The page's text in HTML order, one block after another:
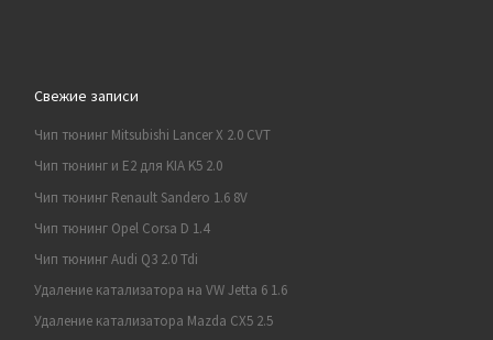
Свежие записи
Чип тюнинг Mitsubishi Lancer X 2.0 CVT
Чип тюнинг и E2 для KIA K5 2.0
Чип тюнинг Renault Sandero 1.6 8V
Чип тюнинг Opel Corsa D 1.4
Чип тюнинг Audi Q3 2.0 Tdi
Удаление катализатора на VW Jetta 6 1.6
Удаление катализатора Mazda CX5 2.5